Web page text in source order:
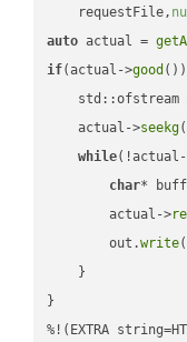
    requestFile,
auto actual =
if(actual->good
std::ofstream
    actual->
seekg(
while(!actual-
char*
        actual->
        out.
write
    }
}